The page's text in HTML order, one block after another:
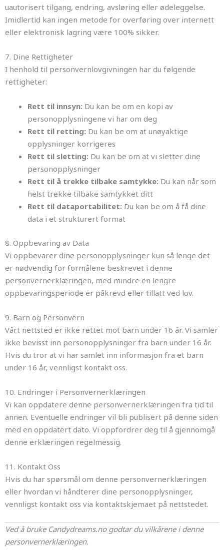
uautorisert tilgang, endring, avsløring eller ødeleggelse.
Imidlertid kan ingen metode for overføring over internett
eller elektronisk lagring være 100% sikker.
7. Dine Rettigheter
I henhold til personvernlovgivningen har du følgende
rettigheter:
Rett til innsyn: Du kan be om en kopi av
personopplysningene vi har om deg
Rett til retting: Du kan be om at unøyaktige
opplysninger korrigeres
Rett til sletting: Du kan be om at vi sletter dine
personopplysninger
Rett til å trekke tilbake samtykke: Du kan når som
helst trekke tilbake samtykket ditt
Rett til dataportabilitet: Du kan be om å få dine
data i et strukturert format
8. Oppbevaring av Data
Vi oppbevarer dine personopplysninger kun så lenge det
er nødvendig for formålene beskrevet i denne
personvernerklæringen, med mindre en lengre
oppbevaringsperiode er påkrevd eller tillatt ved lov.
9. Barn og Personvern
Vårt nettsted er ikke rettet mot barn under 16 år. Vi samler
ikke bevisst inn personopplysninger fra barn under 16 år.
Hvis du tror at vi har samlet inn informasjon fra et barn
under 16 år, vennligst kontakt oss.
10. Endringer i Personvernerklæringen
Vi kan oppdatere denne personvernerklæringen fra tid til
annen. Eventuelle endringer vil bli publisert på denne siden
med en oppdatert dato. Vi oppfordrer deg til å gjennomgå
denne erklæringen regelmessig.
11. Kontakt Oss
Hvis du har spørsmål om denne personvernerklæringen
eller hvordan vi håndterer dine personopplysninger,
vennligst kontakt oss via kontaktskjemaet på nettstedet.
Ved å bruke Candydreams.no godtar du vilkårene i denne
personvernerklæringen.